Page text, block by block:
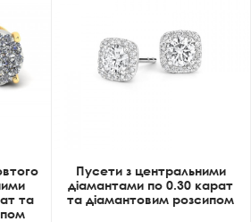
та
Пусети з центральними
діамантами по 0.30 карат
та діамантовим розсипом